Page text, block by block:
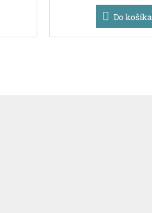
Do košíka